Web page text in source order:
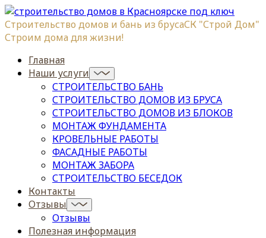
Строительство домов и бань из брусаСК "Строй Дом"
Строим дома для жизни!
Главная
Наши услуги
СТРОИТЕЛЬСТВО БАНЬ
СТРОИТЕЛЬСТВО ДОМОВ ИЗ БРУСА
СТРОИТЕЛЬСТВО ДОМОВ ИЗ БЛОКОВ
МОНТАЖ ФУНДАМЕНТА
КРОВЕЛЬНЫЕ РАБОТЫ
ФАСАДНЫЕ РАБОТЫ
МОНТАЖ ЗАБОРА
СТРОИТЕЛЬСТВО БЕСЕДОК
Контакты
Отзывы
Отзывы
Полезная информация